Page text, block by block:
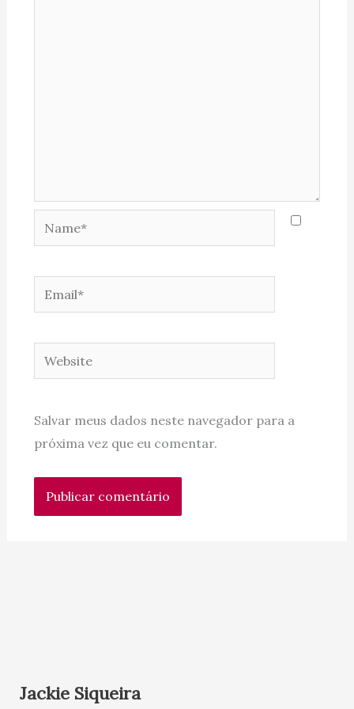
Name*
Email*
Website
Salvar meus dados neste navegador para a
próxima vez que eu comentar.
Jackie Siqueira